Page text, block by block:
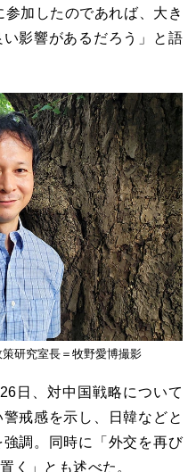
加したのであれば、大き
影響があるだろう」と語
研究室長＝牧野愛博撮影
日、対中国戦略について
戒感を示し、日韓などと
調。同時に「外交を再び
く」とも述べた。